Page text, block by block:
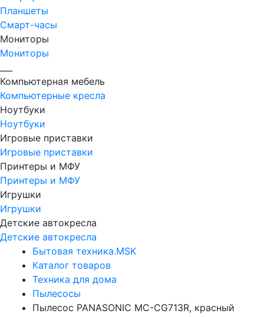
Планшеты
Смарт-часы
Мониторы
Мониторы
Компьютерная мебель
Компьютерные кресла
Ноутбуки
Ноутбуки
Игровые приставки
Игровые приставки
Принтеры и МФУ
Принтеры и МФУ
Игрушки
Игрушки
Детские автокресла
Детские автокресла
Бытовая техника.MSK
Каталог товаров
Техника для дома
Пылесосы
Пылесос PANASONIC MC-CG713R, красный